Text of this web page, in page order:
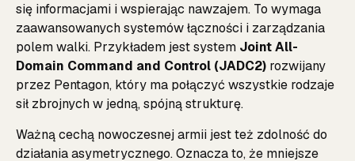
się informacjami i wspierając nawzajem. To wymaga
zaawansowanych systemów łączności i zarządzania
polem walki. Przykładem jest system Joint All-
Domain Command and Control (JADC2) rozwijany
przez Pentagon, który ma połączyć wszystkie rodzaje
sił zbrojnych w jedną, spójną strukturę.
Ważną cechą nowoczesnej armii jest też zdolność do
działania asymetrycznego. Oznacza to, że mniejsze